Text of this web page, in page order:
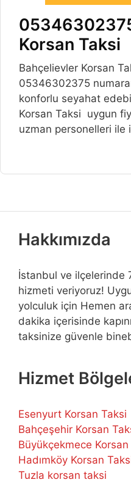
Korsan Taksi
Bahçelievler Korsan
05346302375
konforlu seyahat
Korsan Taksi uygun
uzman personelleri ile
Hakkımızda
İstanbul ve ilçelerinde
hizmeti veriyoruz!
yolculuk için Hemen
dakika içerisinde
taksinize güvenle
Hizmet
Esenyurt Korsan Taksi
Bahçeşehir Korsan
Büyükçekmece Korsan
Hadımköy Korsan
Tuzla korsan taksi